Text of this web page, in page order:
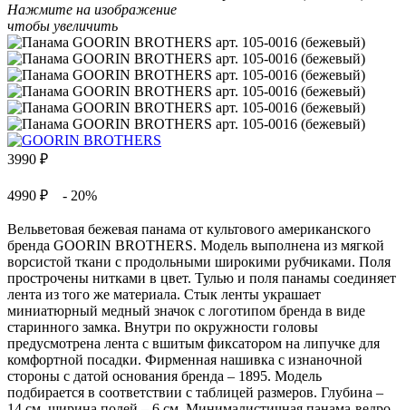
Нажмите на изображение
чтобы увеличить
3990 ₽
4990 ₽ - 20%
Вельветовая бежевая панама от культового американского
бренда GOORIN BROTHERS. Модель выполнена из мягкой
ворсистой ткани с продольными широкими рубчиками. Поля
прострочены нитками в цвет. Тулью и поля панамы соединяет
лента из того же материала. Стык ленты украшает
миниатюрный медный значок с логотипом бренда в виде
старинного замка. Внутри по окружности головы
предусмотрена лента с вшитым фиксатором на липучке для
комфортной посадки. Фирменная нашивка с изнаночной
стороны с датой основания бренда – 1895. Модель
подбирается в соответствии с таблицей размеров. Глубина –